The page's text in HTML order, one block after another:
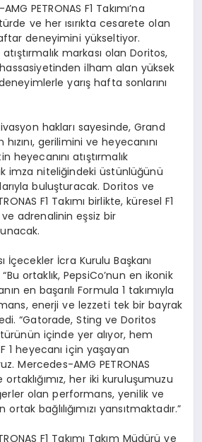
PETRONAS F1 Takımı’na
ve her ısırıkta cesarete olan
deneyimini yükseltiyor.
markası olan Doritos,
ilham alan yüksek
yarış hafta sonlarını
hakları sayesinde, Grand
gerilimini ve heyecanını
heyecanını atıştırmalık
imza niteliğindeki üstünlüğünü
buluşturacak. Doritos ve
F1 Takımı birlikte, küresel F1
adrenalinin eşsiz bir
İçecekler İcra Kurulu Başkanı
“Bu ortaklık, PepsiCo’nun en ikonik
en başarılı Formula 1 takımıyla
enerji ve lezzeti tek bir bayrak
“Gatorade, Sting ve Doritos
içinde yer alıyor, hem
1 heyecanı için yaşayan
Mercedes-AMG PETRONAS
ortaklığımız, her iki kuruluşumuzu
olan performans, yenilik ve
bağlılığımızı yansıtmaktadır.”
F1 Takımı Takım Müdürü ve